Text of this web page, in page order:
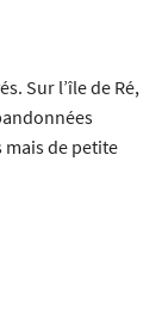
Sur l’île de Ré,
mais de petite